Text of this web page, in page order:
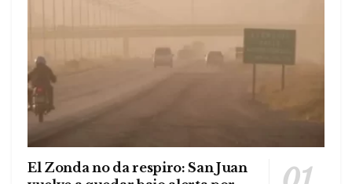
El Zonda no da respiro: San Juan